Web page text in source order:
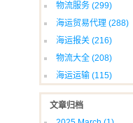
物流服务 (299)
海运贸易代理 (288)
海运报关 (216)
物流大全 (208)
海运运输 (115)
文章归档